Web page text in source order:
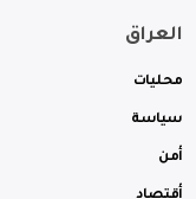
العراق
محليات
سياسة
أمن